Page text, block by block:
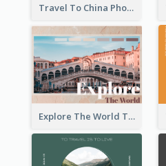
Travel To China Photo Book
Explore The World Travel Photo Book